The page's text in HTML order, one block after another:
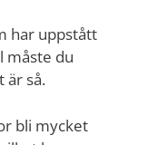
har uppstått
måste du
är så.
bli mycket